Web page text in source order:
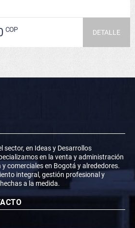
COP DETALLE
sector, en Ideas y Desarrollos
en la venta y administración
y comerciales en Bogotá y alrededores.
integral, gestión profesional y
a la medida.